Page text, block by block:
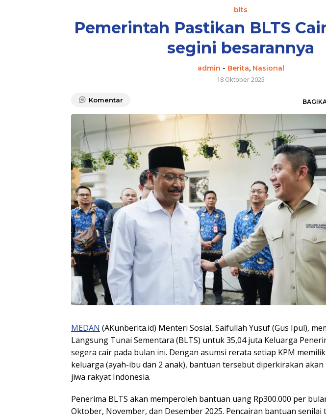
blts
Pemerintah Pastikan BLTS
segini besarannya
admin - Berita, Nasional
18 Oktober 2025
Komentar
MEDAN (AKunberita.id) Menteri Sosial, Saifullah Yusuf (Gus Ipul),
Langsung Tunai Sementara (BLTS) untuk 35,04 juta Keluarga
segera cair pada bulan ini. Dengan asumsi rerata setiap KPM
keluarga (ayah-ibu dan 2 anak), bantuan tersebut diperkirakan
jiwa rakyat Indonesia.
Penerima BLTS akan memperoleh bantuan uang Rp300.000 per
Oktober, November, dan Desember 2025. Pencairan bantuan senilai